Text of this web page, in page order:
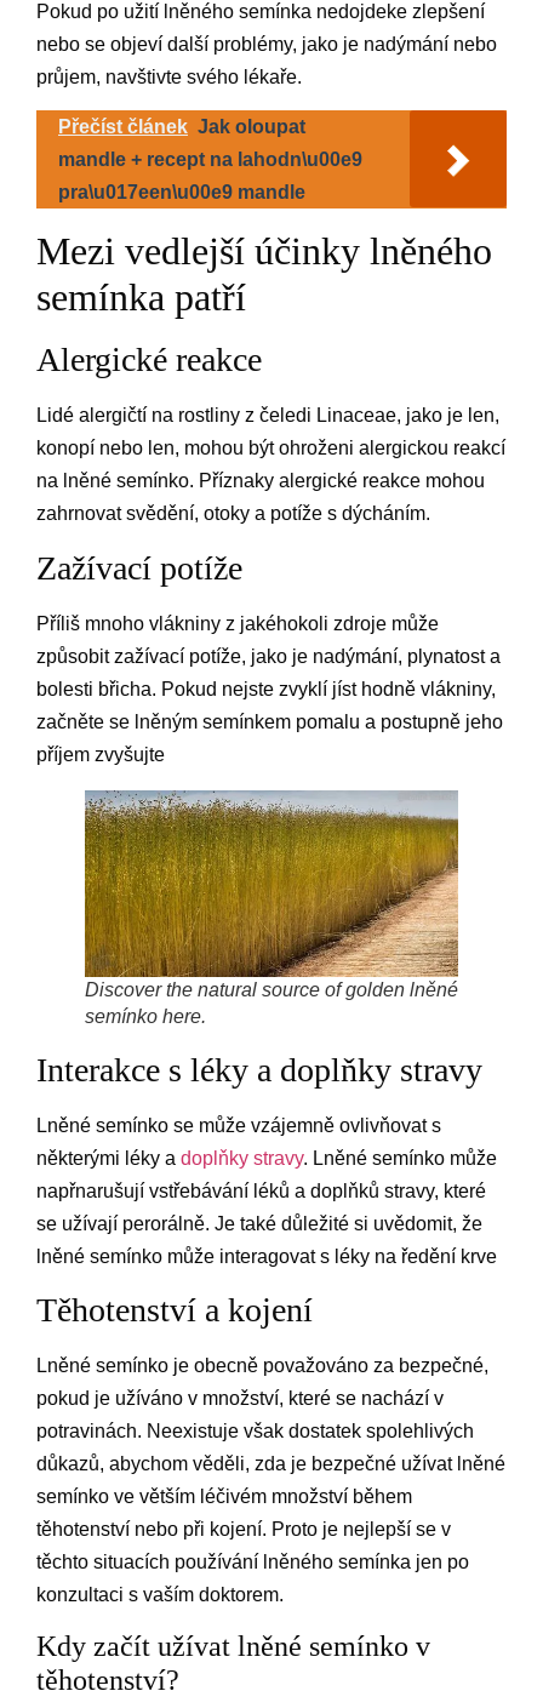
Pokud po užití lněného semínka nedojdeke zlepšení
nebo se objeví další problémy, jako je nadýmání nebo
průjem, navštivte svého lékaře.
Přečíst článek Jak oloupat
mandle + recept na lahodn\u00e9
pra\u017een\u00e9 mandle
Mezi vedlejší účinky lněného
semínka patří
Alergické reakce
Lidé alergičtí na rostliny z čeledi Linaceae, jako je len,
konopí nebo len, mohou být ohroženi alergickou reakcí
na lněné semínko. Příznaky alergické reakce mohou
zahrnovat svědění, otoky a potíže s dýcháním.
Zažívací potíže
Příliš mnoho vlákniny z jakéhokoli zdroje může
způsobit zažívací potíže, jako je nadýmání, plynatost a
bolesti břicha. Pokud nejste zvyklí jíst hodně vlákniny,
začněte se lněným semínkem pomalu a postupně jeho
příjem zvyšujte
Discover the natural source of golden lněné
semínko here.
Interakce s léky a doplňky stravy
Lněné semínko se může vzájemně ovlivňovat s
některými léky a doplňky stravy. Lněné semínko může
napřnarušují vstřebávání léků a doplňků stravy, které
se užívají perorálně. Je také důležité si uvědomit, že
lněné semínko může interagovat s léky na ředění krve
Těhotenství a kojení
Lněné semínko je obecně považováno za bezpečné,
pokud je užíváno v množství, které se nachází v
potravinách. Neexistuje však dostatek spolehlivých
důkazů, abychom věděli, zda je bezpečné užívat lněné
semínko ve větším léčivém množství během
těhotenství nebo při kojení. Proto je nejlepší se v
těchto situacích používání lněného semínka jen po
konzultaci s vaším doktorem.
Kdy začít užívat lněné semínko v
těhotenství?